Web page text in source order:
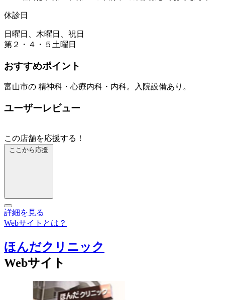
休診日
日曜日、木曜日、祝日
第２・４・５土曜日
おすすめポイント
富山市の 精神科・心療内科・内科。入院設備あり。
ユーザーレビュー
この店舗を応援する！
ここから応援
詳細を見る
Webサイトとは？
ほんだクリニック
Webサイト